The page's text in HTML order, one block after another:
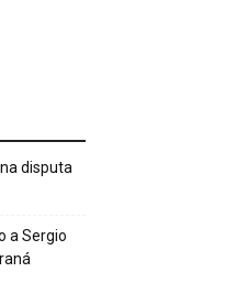
disputa
a Sergio